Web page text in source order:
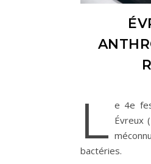
L e 4e
Évreux
bactéries.